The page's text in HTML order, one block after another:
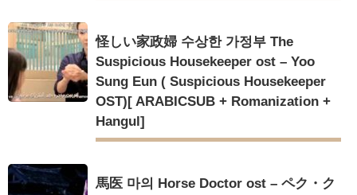
怪しい家政婦 수상한 가정부 The
Suspicious Housekeeper ost – Yoo
Sung Eun ( Suspicious Housekeeper
OST)[ ARABICSUB + Romanization +
Hangul]
馬医 마의 Horse Doctor ost – ペク・ク